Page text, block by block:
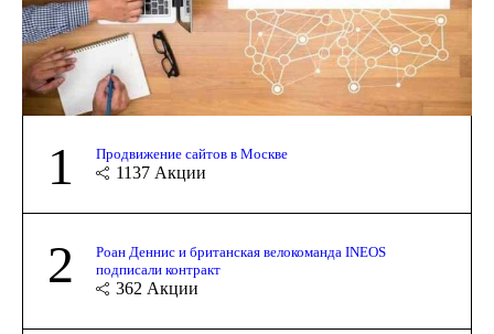
1 Продвижение сайтов в Москве
1137 Акции
2
Роан Деннис и британская велокоманда INEOS
подписали контракт
362 Акции